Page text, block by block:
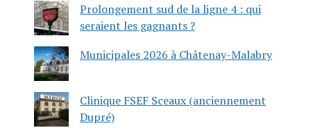
Prolongement sud de la ligne 4 : qui
seraient les gagnants ?
Municipales 2026 à Châtenay-Malabry
Clinique FSEF Sceaux (anciennement
Dupré)